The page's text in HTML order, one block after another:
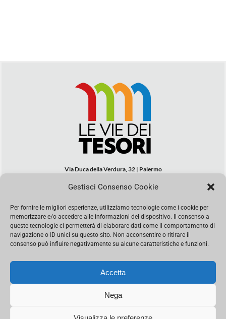
Gestisci Consenso Cookie
Per fornire le migliori esperienze, utilizziamo tecnologie come i cookie per
memorizzare e/o accedere alle informazioni del dispositivo. Il consenso a
queste tecnologie ci permetterà di elaborare dati come il comportamento di
navigazione o ID unici su questo sito. Non acconsentire o ritirare il
consenso può influire negativamente su alcune caratteristiche e funzioni.
Accetta
Nega
Via Duca della Verdura, 32 | Palermo
info@leviedeitesori.it
Direttore ResponsabileMarcello Barbaro– Aut. del tribunale di
Palermo n. 19 del 2017 iscrizione al roc numero 37003 Editore
Porta Felice Srl. Sede legale: Via Libertà 93 – 90143 Palermo
Società iscritta alla Camera di Commercio di Palermo Ufficio
065228208251 Capitale 10000 euro IV